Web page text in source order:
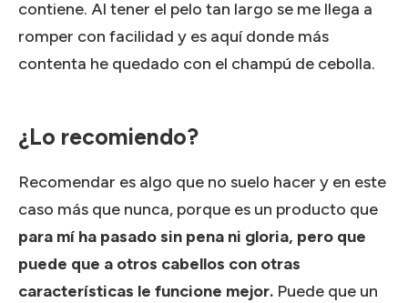
contiene. Al tener el pelo tan largo se me llega a
romper con facilidad y es aquí donde más
contenta he quedado con el champú de cebolla.
¿Lo recomiendo?
Recomendar es algo que no suelo hacer y en este
caso más que nunca, porque es un producto que
para mí ha pasado sin pena ni gloria, pero que
puede que a otros cabellos con otras
características le funcione mejor. Puede que un